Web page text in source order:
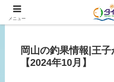
広島、岡山の釣り情報
岡山の釣果情報|王
【2024年10月】
メニュー